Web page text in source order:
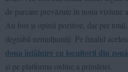
de parcare prevăzute în noua viziune
Au fost și opinii pozitive, dar per
degrabă nemulțumiți. Pe finalul
doua întâlnire cu locuitorii din zonă
și pe platforma online a primăriei.